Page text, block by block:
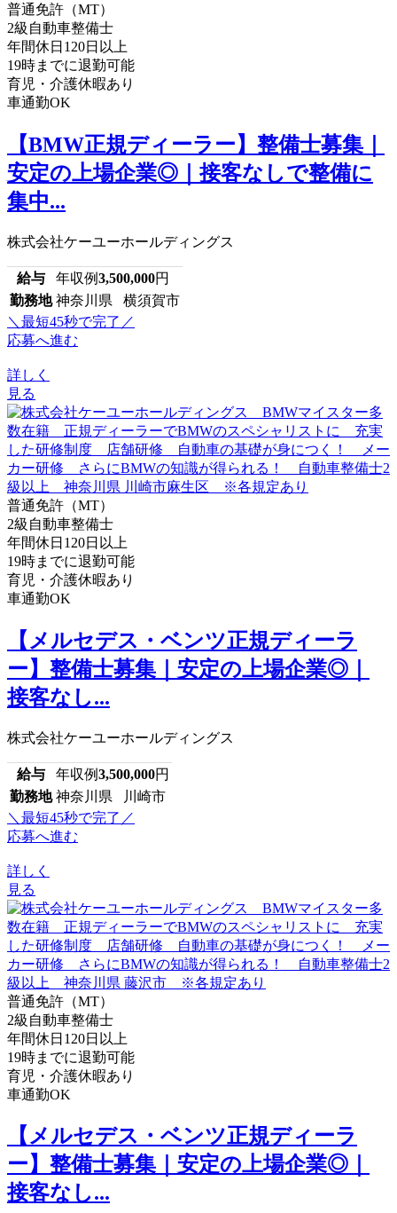
普通免許（MT）
2級自動車整備士
年間休日120日以上
19時までに退勤可能
育児・介護休暇あり
車通勤OK
【BMW正規ディーラー】整備士募集｜
安定の上場企業◎｜接客なしで整備に
集中...
株式会社ケーユーホールディングス
給与 年収例3,500,000円
勤務地 神奈川県 横須賀市
＼最短45秒で完了／
応募へ進む
詳しく
見る
普通免許（MT）
2級自動車整備士
年間休日120日以上
19時までに退勤可能
育児・介護休暇あり
車通勤OK
【メルセデス・ベンツ正規ディーラ
ー】整備士募集｜安定の上場企業◎｜
接客なし...
株式会社ケーユーホールディングス
給与 年収例3,500,000円
勤務地 神奈川県 川崎市
＼最短45秒で完了／
応募へ進む
詳しく
見る
普通免許（MT）
2級自動車整備士
年間休日120日以上
19時までに退勤可能
育児・介護休暇あり
車通勤OK
【メルセデス・ベンツ正規ディーラ
ー】整備士募集｜安定の上場企業◎｜
接客なし...